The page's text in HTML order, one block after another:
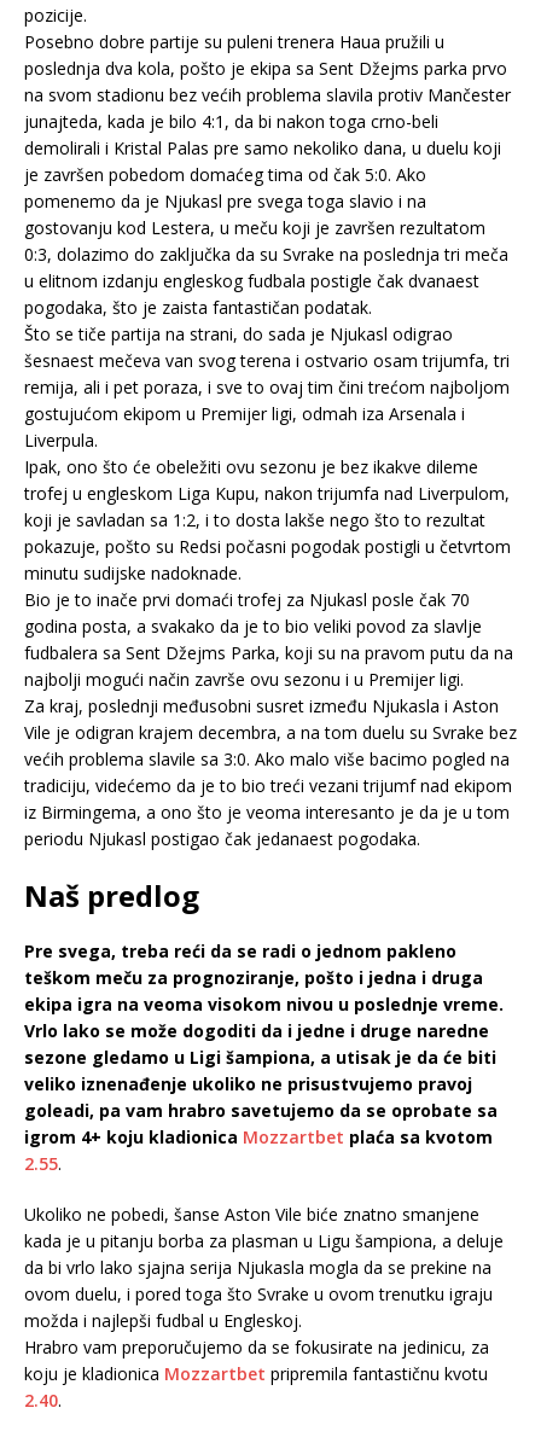
pozicije.
Posebno dobre partije su puleni trenera Haua pružili u
poslednja dva kola, pošto je ekipa sa Sent Džejms parka prvo
na svom stadionu bez većih problema slavila protiv Mančester
junajteda, kada je bilo 4:1, da bi nakon toga crno-beli
demolirali i Kristal Palas pre samo nekoliko dana, u duelu koji
je završen pobedom domaćeg tima od čak 5:0. Ako
pomenemo da je Njukasl pre svega toga slavio i na
gostovanju kod Lestera, u meču koji je završen rezultatom
0:3, dolazimo do zaključka da su Svrake na poslednja tri meča
u elitnom izdanju engleskog fudbala postigle čak dvanaest
pogodaka, što je zaista fantastičan podatak.
Što se tiče partija na strani, do sada je Njukasl odigrao
šesnaest mečeva van svog terena i ostvario osam trijumfa, tri
remija, ali i pet poraza, i sve to ovaj tim čini trećom najboljom
gostujućom ekipom u Premijer ligi, odmah iza Arsenala i
Liverpula.
Ipak, ono što će obeležiti ovu sezonu je bez ikakve dileme
trofej u engleskom Liga Kupu, nakon trijumfa nad Liverpulom,
koji je savladan sa 1:2, i to dosta lakše nego što to rezultat
pokazuje, pošto su Redsi počasni pogodak postigli u četvrtom
minutu sudijske nadoknade.
Bio je to inače prvi domaći trofej za Njukasl posle čak 70
godina posta, a svakako da je to bio veliki povod za slavlje
fudbalera sa Sent Džejms Parka, koji su na pravom putu da na
najbolji mogući način završe ovu sezonu i u Premijer ligi.
Za kraj, poslednji međusobni susret između Njukasla i Aston
Vile je odigran krajem decembra, a na tom duelu su Svrake bez
većih problema slavile sa 3:0. Ako malo više bacimo pogled na
tradiciju, videćemo da je to bio treći vezani trijumf nad ekipom
iz Birmingema, a ono što je veoma interesanto je da je u tom
periodu Njukasl postigao čak jedanaest pogodaka.
Naš predlog
Pre svega, treba reći da se radi o jednom pakleno
teškom meču za prognoziranje, pošto i jedna i druga
ekipa igra na veoma visokom nivou u poslednje vreme.
Vrlo lako se može dogoditi da i jedne i druge naredne
sezone gledamo u Ligi šampiona, a utisak je da će biti
veliko iznenađenje ukoliko ne prisustvujemo pravoj
goleadi, pa vam hrabro savetujemo da se oprobate sa
igrom 4+ koju kladionica Mozzartbet plaća sa kvotom
2.55.
Ukoliko ne pobedi, šanse Aston Vile biće znatno smanjene
kada je u pitanju borba za plasman u Ligu šampiona, a deluje
da bi vrlo lako sjajna serija Njukasla mogla da se prekine na
ovom duelu, i pored toga što Svrake u ovom trenutku igraju
možda i najlepši fudbal u Engleskoj.
Hrabro vam preporučujemo da se fokusirate na jedinicu, za
koju je kladionica Mozzartbet pripremila fantastičnu kvotu
2.40.